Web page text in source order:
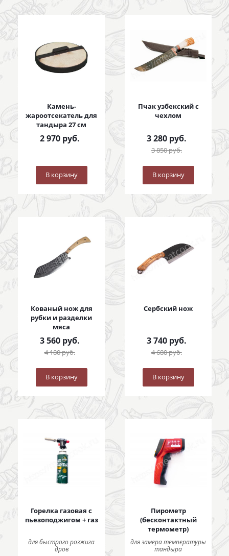
Камень-
жароотсекатель для
тандыра 27 см
2 970руб.
В корзину
Пчак узбекский с
чехлом
3 280руб.
3 850руб.
В корзину
Кованый нож для
рубки и разделки
мяса
3 560руб.
4 180руб.
В корзину
Сербский нож
3 740руб.
4 680руб.
В корзину
Горелка газовая с
пьезоподжигом + газ
для быстрого розжига
дров
Пирометр
(бесконтактный
термометр)
для замера температуры
тандыра